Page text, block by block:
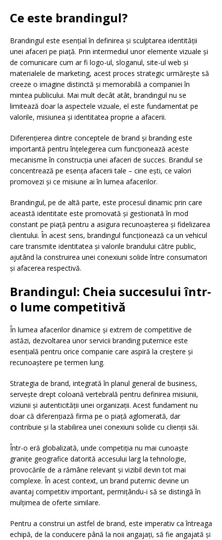
Ce este brandingul?
Brandingul este esențial în definirea și sculptarea identității
unei afaceri pe piață. Prin intermediul unor elemente vizuale și
de comunicare cum ar fi logo-ul, sloganul, site-ul web și
materialele de marketing, acest proces strategic urmărește să
creeze o imagine distinctă și memorabilă a companiei în
mintea publicului. Mai mult decât atât, brandingul nu se
limitează doar la aspectele vizuale, el este fundamentat pe
valorile, misiunea și identitatea proprie a afacerii.
Diferențierea dintre conceptele de brand și branding este
importantă pentru înțelegerea cum funcționează aceste
mecanisme în construcția unei afaceri de succes. Brandul se
concentrează pe esența afacerii tale – cine ești, ce valori
promovezi și ce misiune ai în lumea afacerilor.
Brandingul, pe de altă parte, este procesul dinamic prin care
această identitate este promovată și gestionată în mod
constant pe piață pentru a asigura recunoașterea și fidelizarea
clientului. În acest sens, brandingul funcționează ca un vehicul
care transmite identitatea și valorile brandului către public,
ajutând la construirea unei conexiuni solide între consumatori
și afacerea respectivă.
Brandingul: Cheia succesului într-
o lume competitivă
În lumea afacerilor dinamice și extrem de competitive de
astăzi, dezvoltarea unor servicii branding puternice este
esențială pentru orice companie care aspiră la creștere și
recunoaștere pe termen lung.
Strategia de brand, integrată în planul general de business,
servește drept coloană vertebrală pentru definirea misiunii,
viziunii și autenticității unei organizații. Acest fundament nu
doar că diferențiază firma pe o piață aglomerată, dar
contribuie și la stabilirea unei conexiuni solide cu clienții săi.
Într-o eră globalizată, unde competiția nu mai cunoaște
granițe geografice datorită accesului larg la tehnologie,
provocările de a rămâne relevant și vizibil devin tot mai
complexe. În acest context, un brand puternic devine un
avantaj competitiv important, permițându-i să se distingă în
mulțimea de oferte similare.
Pentru a construi un astfel de brand, este imperativ ca întreaga
echipă, de la conducere până la noii angajați, să fie angajată și